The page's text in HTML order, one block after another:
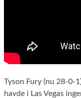
Tyson Fury (nu 28-0-
havde i Las Vegas